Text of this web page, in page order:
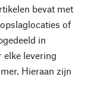
bevat met
of
in
elke levering
Hieraan zijn